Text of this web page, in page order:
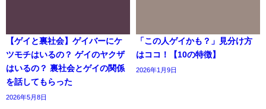
【ゲイと裏社会】ゲイバーにケ
ツモチはいるの？ ゲイのヤクザ
はいるの？ 裏社会とゲイの関係
を話してもらった
2026年5月8日
「この人ゲイかも？」見分け方
はココ！【10の特徴】
2026年1月9日